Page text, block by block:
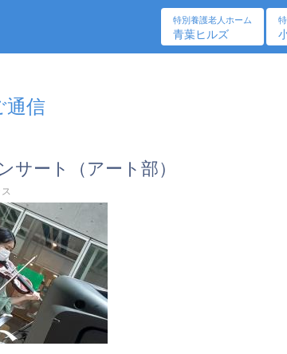
特別養護老人ホーム
青葉ヒルズ
通信
サート（アート部）